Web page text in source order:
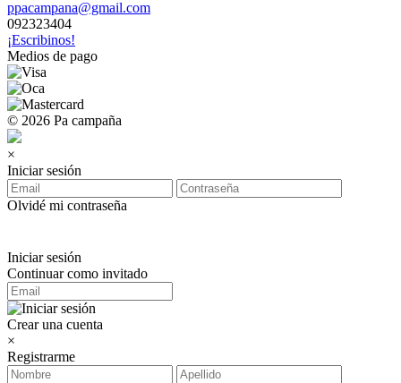
ppacampana@gmail.com
092323404
¡Escribinos!
Medios de pago
© 2026 Pa campaña
×
Iniciar sesión
Olvidé mi contraseña
Iniciar sesión
Continuar como invitado
Crear una cuenta
×
Registrarme